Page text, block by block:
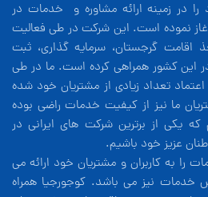
در زمینه ارائه مشاوره و خدمات در
گرجستان از سال 2017 آغاز نموده است. این شرکت در طی فعالیت
اقامت گرجستان، سرمایه گذاری، ثبت
این کشور همراهی کرده است. ما در طی
تعداد زیادی از مشتریان خود شده
ما نیز از کیفیت خدمات راضی بوده
که یکی از برترین شرکت های ایرانی در
عزیز خود باشیم.
به کاربران و مشتریان خود ارائه می
خدمات نیز می باشد. کوجورجیا همراه